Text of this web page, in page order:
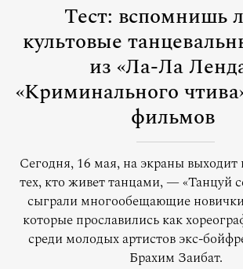
Тест: вспомнишь
культовые
из «Ла-Ла
«Криминального
фильмов
Сегодня, 16 мая, на экраны
тех, кто живет танцами, — «Танцуй
сыграли многообещающие
которые прославились как
среди молодых артистов экс-
Брахим Заибат.